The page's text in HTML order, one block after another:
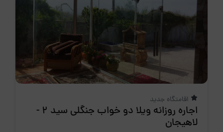
اقامتگاه جدید
اجاره روزانه ویلا دو خواب جنگلی سید 2 -
لاهیجان